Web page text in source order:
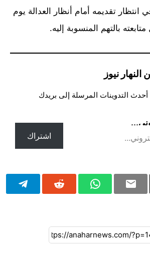
انتظار تقديمه أمام أنظار العدالة يوم
بالتهم المنسوبة إليه.
نيوز
التدوينات المرسلة إلى بريدك
اشتراك